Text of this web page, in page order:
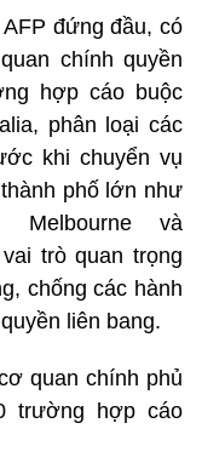
đứng đầu, có
chính quyền
hợp cáo buộc
phân loại các
khi chuyển vụ
phố lớn như
Melbourne và
trò quan trọng
chống các hành
liên bang.
quan chính phủ
trường hợp cáo